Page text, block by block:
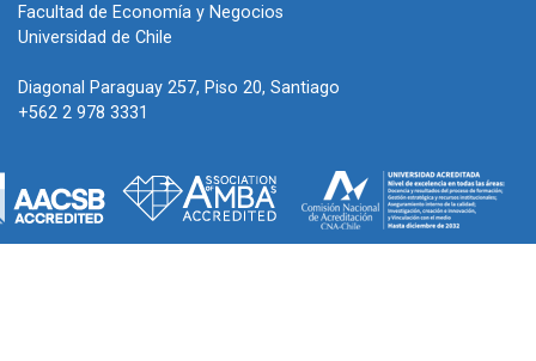
Facultad de Economía y Negocios
Universidad de Chile
Diagonal Paraguay 257, Piso 20, Santiago
+562 2 978 3331